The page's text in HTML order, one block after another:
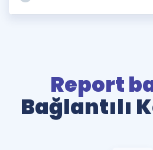
Report
Bağlantılı